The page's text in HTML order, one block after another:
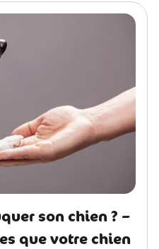
son chien ? –
que votre chien